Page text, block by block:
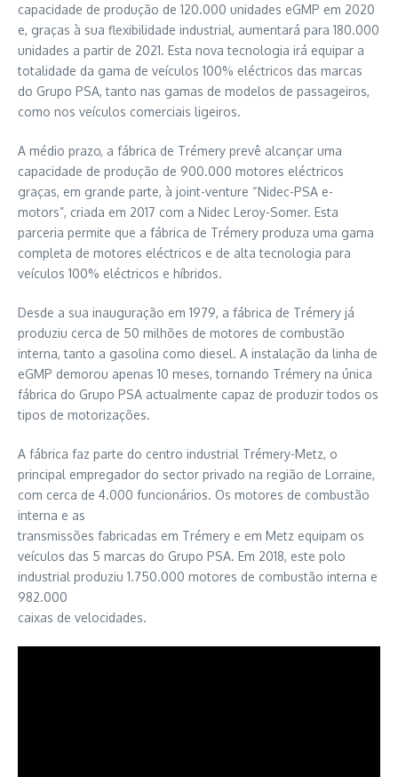
capacidade de produção de 120.000 unidades eGMP em 2020
e, graças à sua flexibilidade industrial, aumentará para 180.000
unidades a partir de 2021. Esta nova tecnologia irá equipar a
totalidade da gama de veículos 100% eléctricos das marcas
do Grupo PSA, tanto nas gamas de modelos de passageiros,
como nos veículos comerciais ligeiros.
A médio prazo, a fábrica de Trémery prevê alcançar uma
capacidade de produção de 900.000 motores eléctricos
graças, em grande parte, à joint-venture “Nidec-PSA e-
motors”, criada em 2017 com a Nidec Leroy-Somer. Esta
parceria permite que a fábrica de Trémery produza uma gama
completa de motores eléctricos e de alta tecnologia para
veículos 100% eléctricos e híbridos.
Desde a sua inauguração em 1979, a fábrica de Trémery já
produziu cerca de 50 milhões de motores de combustão
interna, tanto a gasolina como diesel. A instalação da linha de
eGMP demorou apenas 10 meses, tornando Trémery na única
fábrica do Grupo PSA actualmente capaz de produzir todos os
tipos de motorizações.
A fábrica faz parte do centro industrial Trémery-Metz, o
principal empregador do sector privado na região de Lorraine,
com cerca de 4.000 funcionários. Os motores de combustão
interna e as
transmissões fabricadas em Trémery e em Metz equipam os
veículos das 5 marcas do Grupo PSA. Em 2018, este polo
industrial produziu 1.750.000 motores de combustão interna e
982.000
caixas de velocidades.